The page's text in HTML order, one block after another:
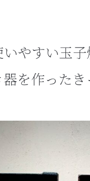
やすい玉
を作った